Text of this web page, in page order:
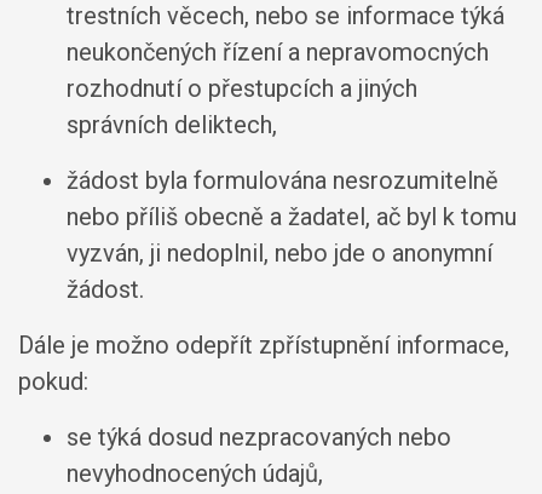
trestních věcech, nebo se informace týká
neukončených řízení a nepravomocných
rozhodnutí o přestupcích a jiných
správních deliktech,
žádost byla formulována nesrozumitelně
nebo příliš obecně a žadatel, ač byl k tomu
vyzván, ji nedoplnil, nebo jde o anonymní
žádost.
Dále je možno odepřít zpřístupnění informace,
pokud:
se týká dosud nezpracovaných nebo
nevyhodnocených údajů,